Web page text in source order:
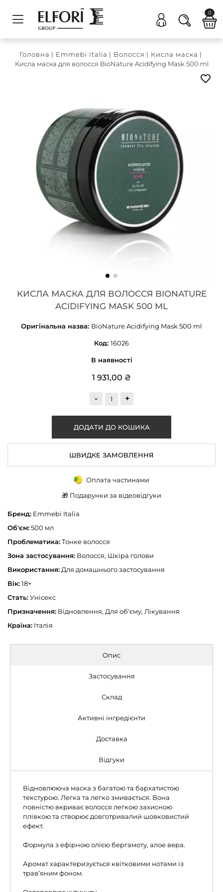
0
Головна | Emmebi Italia | Волосся | Кисла маска |
Кисла маска для волосся BioNature Acidifying Mask 500 ml
КИСЛА МАСКА ДЛЯ ВОЛОССЯ BIONATURE
ACIDIFYING MASK 500 ML
Оригінальна назва: BioNature Acidifying Mask 500 ml
Код: 16026
В наявності
1 931,00 ₴
- +
ШВИДКЕ ЗАМОВЛЕННЯ
Оплата частинами
🎁 Подарунки за відеовідгуки
Бренд: Emmebi Italia
Об'єм:500 мл
Проблематика:Тонке волосся
Зона застосування: Волосся, Шкіра голови
Використання: Для домашнього застосування
Вік:18+
Стать:Унісекс
Призначення: Відновлення, Для об'єму, Лікування
Країна: Італія
Опис
Застосування
Склад
Активні інгредієнти
Доставка
Відгуки
Відновлююча маска з багатою та бархатистою
текстурою. Легка та легко змивається. Вона
повністю вкриває волосся легкою захисною
плівкою та створює довготривалий шовковистий
ефект.
Формула з ефірною олією бергамоту, алое вера.
Аромат характеризується квітковими нотами із
трав’яним фоном.